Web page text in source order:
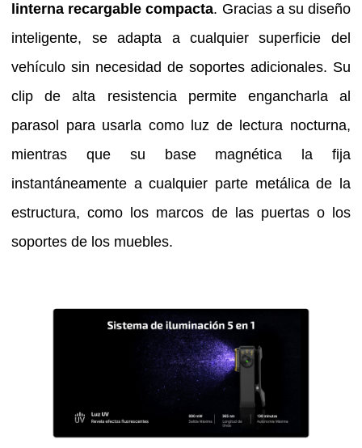
linterna recargable compacta. Gracias a su diseño
inteligente, se adapta a cualquier superficie del
vehículo sin necesidad de soportes adicionales. Su
clip de alta resistencia permite engancharla al
parasol para usarla como luz de lectura nocturna,
mientras que su base magnética la fija
instantáneamente a cualquier parte metálica de la
estructura, como los marcos de las puertas o los
soportes de los muebles.